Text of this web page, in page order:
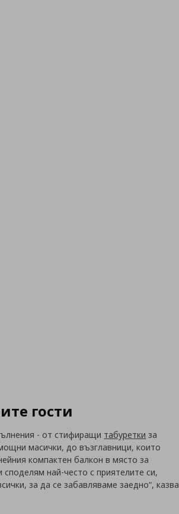
гости
- от стифиращи табуретки за
масички, до възглавници, които
компактен балкон в място за
най-често с приятелите си,
за да се забавляваме заедно“, казва